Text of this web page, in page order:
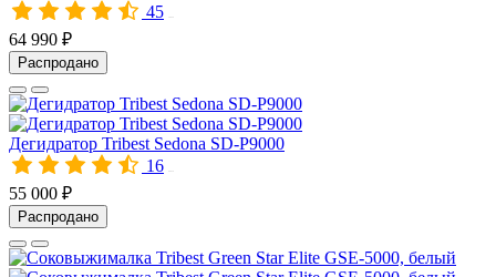
45
64 990 ₽
Распродано
Дегидратор Tribest Sedona SD-P9000
16
55 000 ₽
Распродано